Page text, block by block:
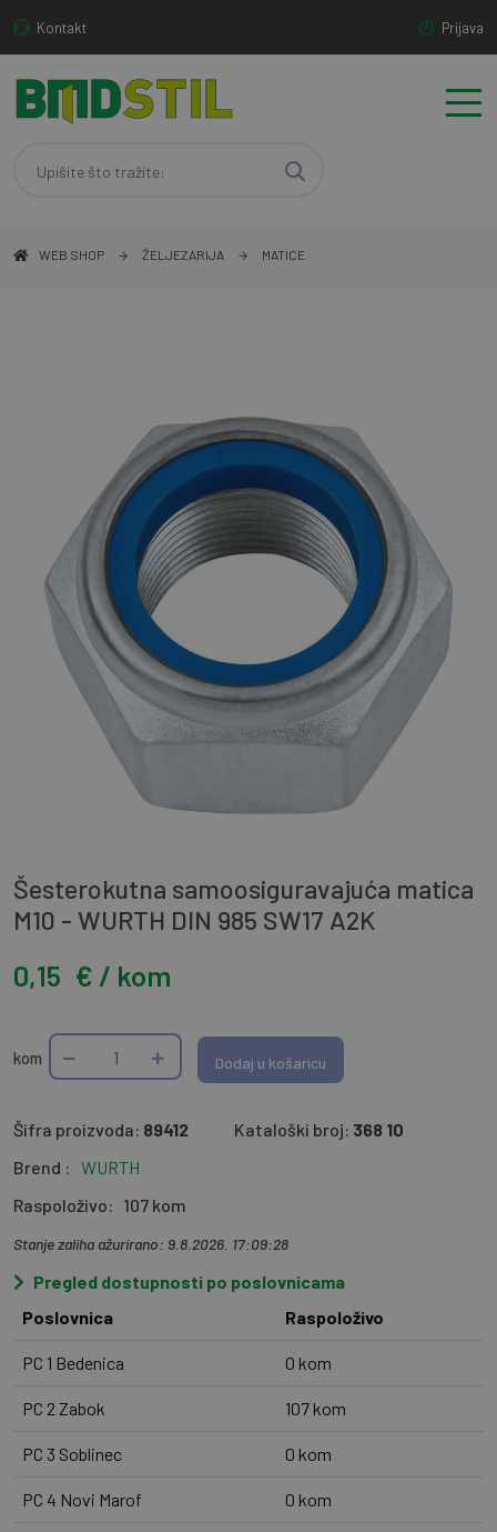
Kontakt Prijava
WEB SHOP ŽELJEZARIJA MATICE
Šesterokutna samoosiguravajuća matica
M10 - WURTH DIN 985 SW17 A2K
0,15 € / kom
kom Dodaj u košaricu
Šifra proizvoda: 89412 Kataloški broj: 368 10
Brend : WURTH
Raspoloživo: 107 kom
Stanje zaliha ažurirano: 9.8.2026. 17:09:28
Pregled dostupnosti po poslovnicama
Poslovnica
Raspoloživo
PC 1 Bedenica 0 kom
PC 2 Zabok 107 kom
PC 3 Soblinec 0 kom
PC 4 Novi Marof 0 kom